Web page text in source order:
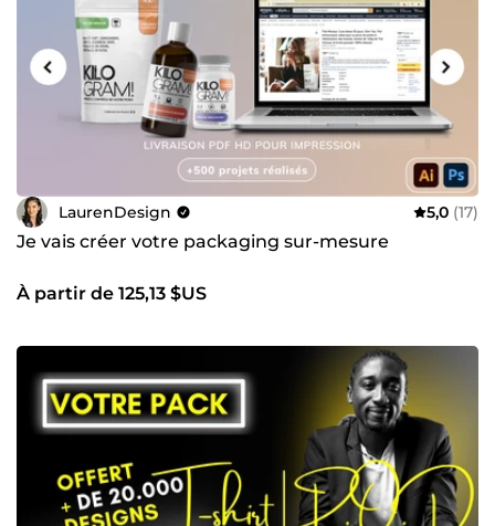
LaurenDesign 5,0 (17)
Je vais créer votre packaging sur-mesure
À partir de 125,13 $US